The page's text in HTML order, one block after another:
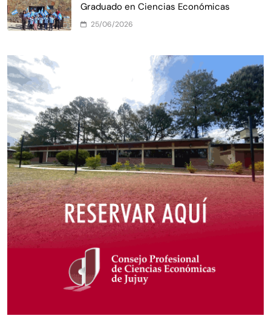
Graduado en Ciencias Económicas
25/06/2026